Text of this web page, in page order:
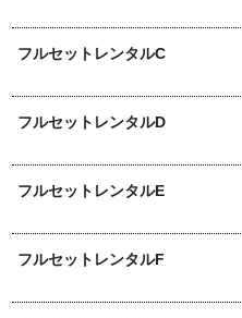
フルセットレンタルC
フルセットレンタルD
フルセットレンタルE
フルセットレンタルF